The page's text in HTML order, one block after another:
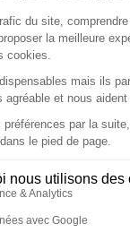
de mode -
ressentir la